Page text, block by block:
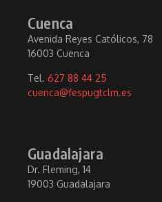
Cuenca
Avenida Reyes Católicos, 78
16003 Cuenca
Tel. 627 88 44 25
cuenca@fespugtclm.es
Guadalajara
Dr. Fleming, 14
19003 Guadalajara